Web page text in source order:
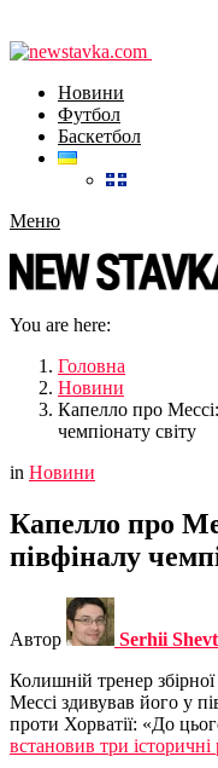
Новини
Футбол
Баскетбол
Меню
You are here:
Головна
Новини
Капелло про
чемпіонату світу
in Новини
Капелло про
півфіналу
Автор Serhii
Колишній тренер
Мессі здивував його у
проти Хорватії: «До
встановив три